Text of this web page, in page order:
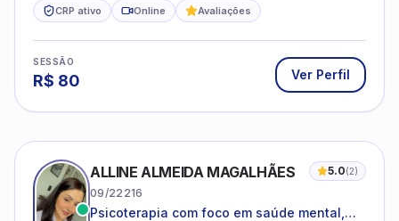
CRP ativo Online Avaliações
SESSÃO
R$ 80 Ver Perfil
ALLINE ALMEIDA MAGALHÃES 5.0(2)
09/22216
Psicoterapia com foco em saúde mental,